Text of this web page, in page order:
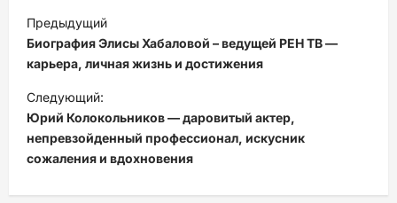
Н
а
в
и
г
а
Предыдущий
Биография Элисы Хабаловой – ведущей РЕН ТВ —
карьера, личная жизнь и достижения
Следующий:
Юрий Колокольников — даровитый актер,
непревзойденный профессионал, искусник
сожаления и вдохновения